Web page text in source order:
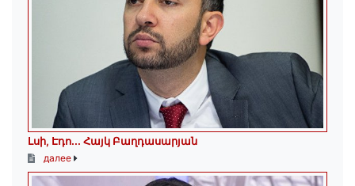
Լսի, Էդո․․․ Հայկ Բաղդասարյան
далее